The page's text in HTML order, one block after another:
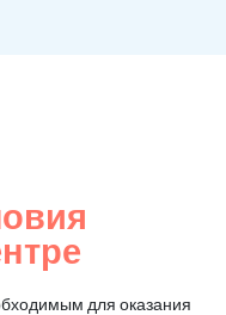
для оказания